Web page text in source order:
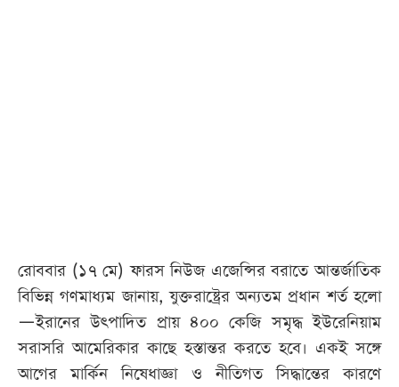
রোববার (১৭ মে) ফারস নিউজ এজেন্সির বরাতে আন্তর্জাতিক
বিভিন্ন গণমাধ্যম জানায়, যুক্তরাষ্ট্রের অন্যতম প্রধান শর্ত হলো
—ইরানের উৎপাদিত প্রায় ৪০০ কেজি সমৃদ্ধ ইউরেনিয়াম
সরাসরি আমেরিকার কাছে হস্তান্তর করতে হবে। একই সঙ্গে
আগের মার্কিন নিষেধাজ্ঞা ও নীতিগত সিদ্ধান্তের কারণে